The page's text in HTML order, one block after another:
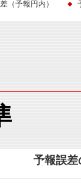
（予報円内）
予報誤